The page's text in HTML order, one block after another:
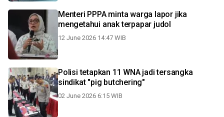
Menteri PPPA minta warga lapor jika
mengetahui anak terpapar judol
12 June 2026 14:47 WIB
Polisi tetapkan 11 WNA jadi tersangka
sindikat "pig butchering"
02 June 2026 6:15 WIB